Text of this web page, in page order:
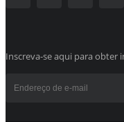
Inscreva-se aqui para obter